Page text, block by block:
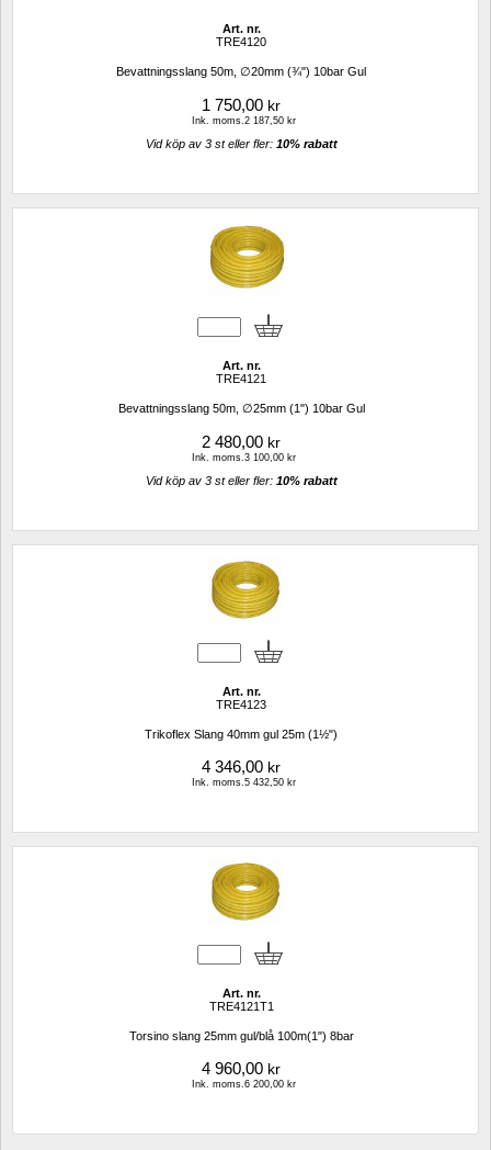
Art. nr.
TRE4120
Bevattningsslang 50m, ∅20mm (¾") 10bar Gul
1 750,00 kr
Ink. moms.2 187,50 kr
Vid köp av 3 st eller fler: 10% rabatt
Art. nr.
TRE4121
Bevattningsslang 50m, ∅25mm (1") 10bar Gul
2 480,00 kr
Ink. moms.3 100,00 kr
Vid köp av 3 st eller fler: 10% rabatt
Art. nr.
TRE4123
Trikoflex Slang 40mm gul 25m (1½")
4 346,00 kr
Ink. moms.5 432,50 kr
Art. nr.
TRE4121T1
Torsino slang 25mm gul/blå 100m(1") 8bar
4 960,00 kr
Ink. moms.6 200,00 kr